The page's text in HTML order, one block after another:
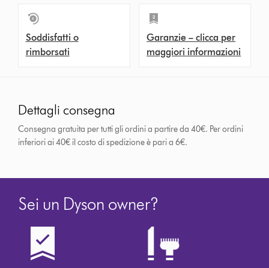
Soddisfatti o
rimborsati
Garanzie – clicca per
maggiori informazioni
Dettagli consegna
Consegna gratuita per tutti gli ordini a partire da 40€. Per ordini
inferiori ai 40€ il costo di spedizione è pari a 6€.
Sei un Dyson owner?